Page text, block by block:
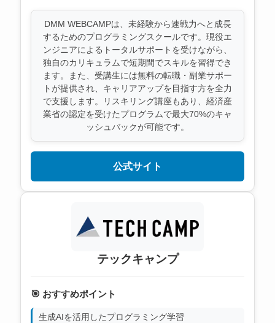
DMM WEBCAMPは、未経験から速戦力へと成長
するためのプログラミングスクールです。現役エ
ンジニアによるトータルサポートを受けながら、
独自のカリキュラムで短期間でスキルを習得でき
ます。また、受講生には無料の転職・副業サポー
トが提供され、キャリアアップを目指す方を全力
で支援します。リスキリング講座もあり、経済産
業省の認定を受けたプログラムで最大70%のキャ
ッシュバックが可能です。
公式サイト
テックキャンプ
🎯 おすすめポイント
生成AIを活用したプログラミング学習